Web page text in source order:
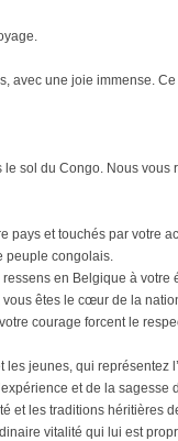
avec une joie immense.
sol du Congo. Nous
pays et touchés par votre
peuple congolais.
ressens en Belgique à votre
vous êtes le cœur de la
courage forcent le
les jeunes, qui représentez
et de la sagesse
et les traditions héritières
vitalité qui lui est